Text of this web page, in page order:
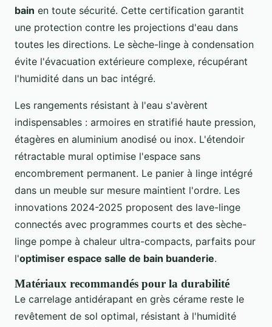
bain en toute sécurité. Cette certification garantit
une protection contre les projections d'eau dans
toutes les directions. Le sèche-linge à condensation
évite l'évacuation extérieure complexe, récupérant
l'humidité dans un bac intégré.
Les rangements résistant à l'eau s'avèrent
indispensables : armoires en stratifié haute pression,
étagères en aluminium anodisé ou inox. L'étendoir
rétractable mural optimise l'espace sans
encombrement permanent. Le panier à linge intégré
dans un meuble sur mesure maintient l'ordre. Les
innovations 2024-2025 proposent des lave-linge
connectés avec programmes courts et des sèche-
linge pompe à chaleur ultra-compacts, parfaits pour
l'optimiser espace salle de bain buanderie.
Matériaux recommandés pour la durabilité
Le carrelage antidérapant en grès cérame reste le
revêtement de sol optimal, résistant à l'humidité